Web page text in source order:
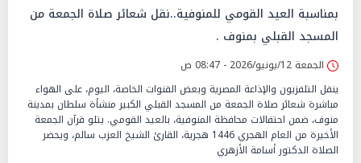
بمناسبة العيد القومي للمنوفية..نقل شعائر صلاة الجمعة من
المسجد القبلي بمنوف .
الجمعة 12/يونيو/2026 - 08:47 ص
ينقل التلفزيون والإذاعة المصرية وبعض القنوات الخاصة، اليوم، على الهواء
مباشرة شعائر صلاة الجمعة من المسجد القبلي الكبير منشأة سلطان بمدينة
منوف، ضمن احتفالات محافظة المنوفية، بالعيد القومي. يتلو قرآن الجمعة
الأخيرة من العام الهجري 1446 هجرية، القارئ الشيخ العزب سالم، ويحضر
الصلاة الدكتور أسامة الأزهري